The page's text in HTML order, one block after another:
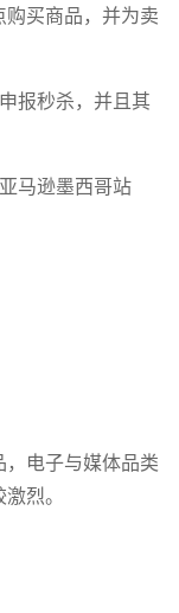
买商品，并为卖
报秒杀，并且其
马逊墨西哥站
电子与媒体品类
烈。